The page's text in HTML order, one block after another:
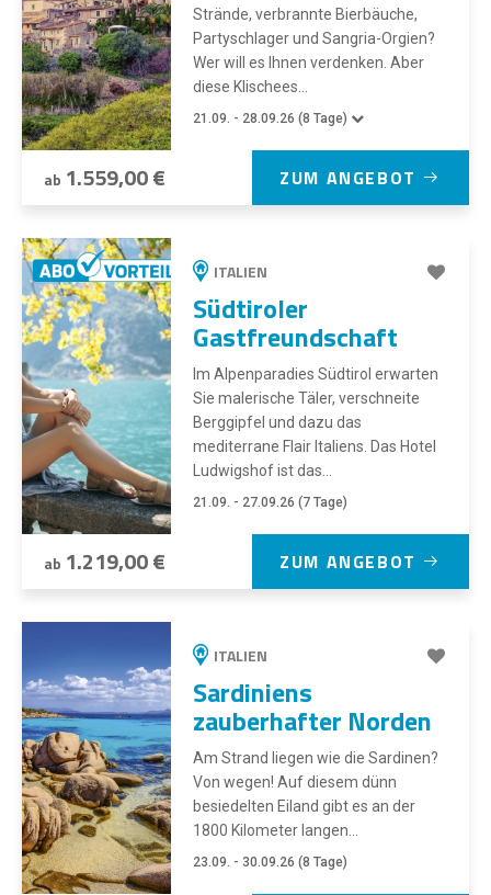
Strände, verbrannte Bierbäuche,
Partyschlager und Sangria-Orgien?
Wer will es Ihnen verdenken. Aber
diese Klischees...
21.09. - 28.09.26 (8 Tage)
ab 1.559,00 € ZUM ANGEBOT
ITALIEN
Südtiroler
Gastfreundschaft
Im Alpenparadies Südtirol erwarten
Sie malerische Täler, verschneite
Berggipfel und dazu das
mediterrane Flair Italiens. Das Hotel
Ludwigshof ist das...
21.09. - 27.09.26 (7 Tage)
ab 1.219,00 € ZUM ANGEBOT
ITALIEN
Sardiniens
zauberhafter Norden
Am Strand liegen wie die Sardinen?
Von wegen! Auf diesem dünn
besiedelten Eiland gibt es an der
1800 Kilometer langen...
23.09. - 30.09.26 (8 Tage)